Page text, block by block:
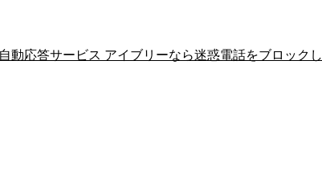
動応答サービス アイブリーなら迷惑電話をブロックし